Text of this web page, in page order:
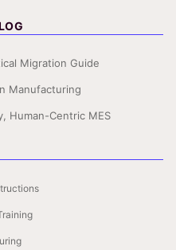
Migration Guide
Manufacturing
Human-Centric MES